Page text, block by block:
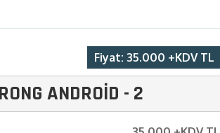
Fiyat: 35.000 +KDV TL
ANDROİD - 2